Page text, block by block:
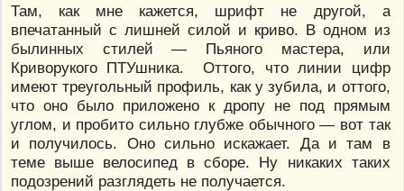
Там, как мне кажется, шрифт не другой, а
впечатанный с лишней силой и криво. В одном из
былинных стилей — Пьяного мастера, или
Криворукого ПТУшника. Оттого, что линии цифр
имеют треугольный профиль, как у зубила, и оттого,
что оно было приложено к дропу не под прямым
углом, и пробито сильно глубже обычного — вот так
и получилось. Оно сильно искажает. Да и там в
теме выше велосипед в сборе. Ну никаких таких
подозрений разглядеть не получается.